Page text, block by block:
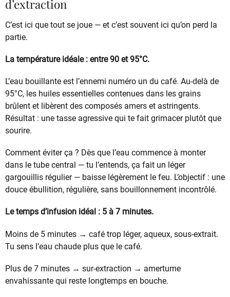
d’extraction
C’est ici que tout se joue — et c’est souvent ici qu’on perd la
partie.
La température idéale : entre 90 et 95°C.
L’eau bouillante est l’ennemi numéro un du café. Au-delà de
95°C, les huiles essentielles contenues dans les grains
brûlent et libèrent des composés amers et astringents.
Résultat : une tasse agressive qui te fait grimacer plutôt que
sourire.
Comment éviter ça ? Dès que l’eau commence à monter
dans le tube central — tu l’entends, ça fait un léger
gargouillis régulier — baisse légèrement le feu. L’objectif : une
douce ébullition, régulière, sans bouillonnement incontrôlé.
Le temps d’infusion idéal : 5 à 7 minutes.
Moins de 5 minutes → café trop léger, aqueux, sous-extrait.
Tu sens l’eau chaude plus que le café.
Plus de 7 minutes → sur-extraction → amertume
envahissante qui reste longtemps en bouche.